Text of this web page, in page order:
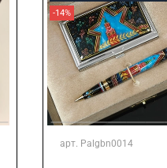
-14%
арт. Palgbn0014